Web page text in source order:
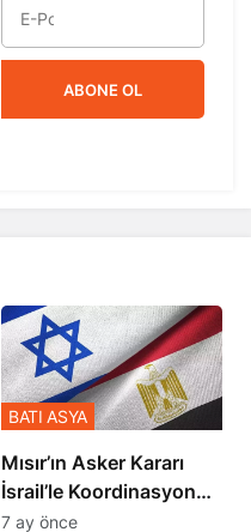
ABONE OL
Mısır’ın Asker Kararı
İsrail’le Koordinasyon
İçinde Gerçekleşmiş
BATI ASYA
7 ay önce